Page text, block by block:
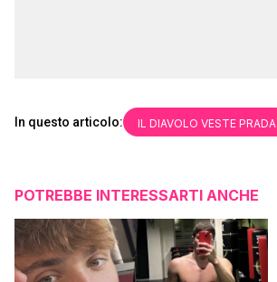
In questo articolo: IL DIAVOLO VESTE PRADA
POTREBBE INTERESSARTI ANCHE